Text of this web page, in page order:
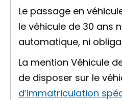
Le passage en
le véhicule de 30 ans
automatique, ni
La mention Véhicule
de disposer sur le
d’immatriculation